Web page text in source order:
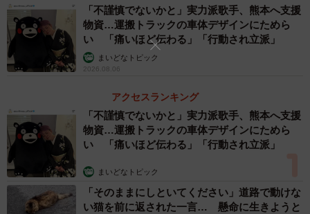
「『弘法筆を選ばず』って書いてる人結構いるけど、ここ
までアンデジに固執してれば十分選びまくってると思いま
した🤣」
「あまりにも様子がおかしいです！！！」
「不謹慎でないかと」実力派歌手、熊本へ支援
物資…運搬トラックの車体デザインにためら
い 「痛いほど伝わる」「行動され立派」
まいどなトピック
2026.08.06
アクセスランキング
「不謹慎でないかと」実力派歌手、熊本へ支援
物資…運搬トラックの車体デザインにためら
い 「痛いほど伝わる」「行動され立派」
まいどなトピック
「そのままにしといてください」道路で動けな
い猫を前に返された一言… 懸命に生きようと